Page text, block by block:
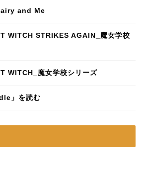
and Me
WITCH STRIKES AGAIN_魔女学校
WITCH_魔女学校シリーズ
」を読む